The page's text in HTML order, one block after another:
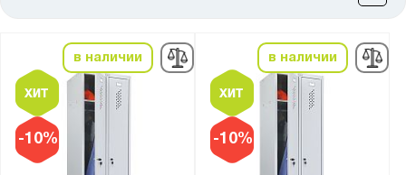
-10%
в наличии
-10%
в наличии
Высота, мм:
от
Ширина, мм: